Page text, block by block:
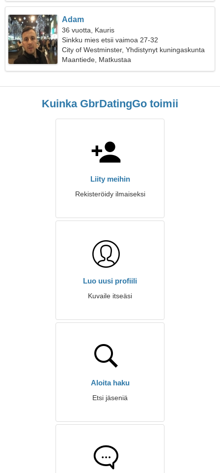
Adam
36 vuotta, Kauris
Sinkku mies etsii vaimoa 27-32
City of Westminster, Yhdistynyt kuningaskunta
Maantiede, Matkustaa
Kuinka GbrDatingGo toimii
Liity meihin
Rekisteröidy ilmaiseksi
Luo uusi profiili
Kuvaile itseäsi
Aloita haku
Etsi jäseniä